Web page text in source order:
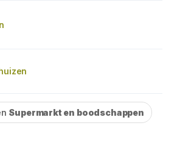
Supermarkt en boodschappen